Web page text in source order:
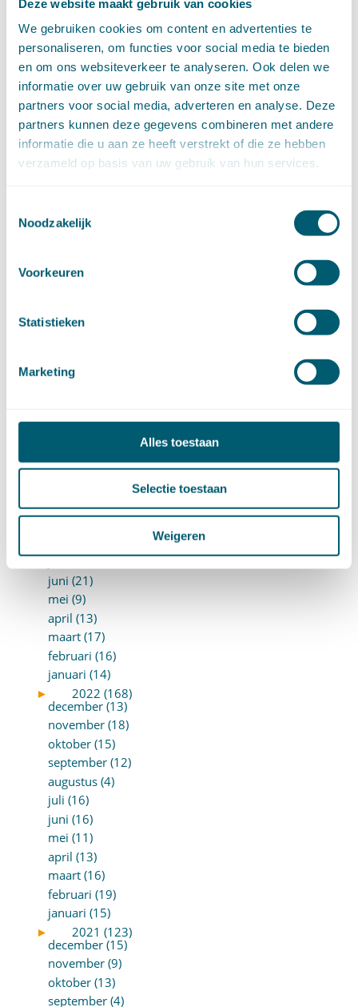
Deze website maakt gebruik van cookies
We gebruiken cookies om content en advertenties te
personaliseren, om functies voor social media te bieden
en om ons websiteverkeer te analyseren. Ook delen we
informatie over uw gebruik van onze site met onze
partners voor social media, adverteren en analyse. Deze
partners kunnen deze gegevens combineren met andere
informatie die u aan ze heeft verstrekt of die ze hebben
verzameld op basis van uw gebruik van hun services.
Noodzakelijk
Voorkeuren
Statistieken
Marketing
Alles toestaan
Selectie toestaan
Weigeren
november (15)
oktober (15)
september (8)
augustus (6)
juli (14)
juni (13)
mei (13)
april (15)
maart (8)
►
2024 (161)
december (16)
oktober (17)
juli (8)
april (18)
december (12)
oktober (17)
juli (19)
juni (21)
mei (9)
april (13)
maart (17)
februari (16)
januari (14)
►
2022 (168)
december (13)
november (18)
oktober (15)
september (12)
augustus (4)
juli (16)
juni (16)
mei (11)
april (13)
maart (16)
februari (19)
januari (15)
►
2021 (123)
december (15)
november (9)
oktober (13)
september (4)